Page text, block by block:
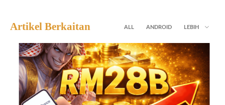
Artikel Berkaitan ALL ANDROID LEBIH